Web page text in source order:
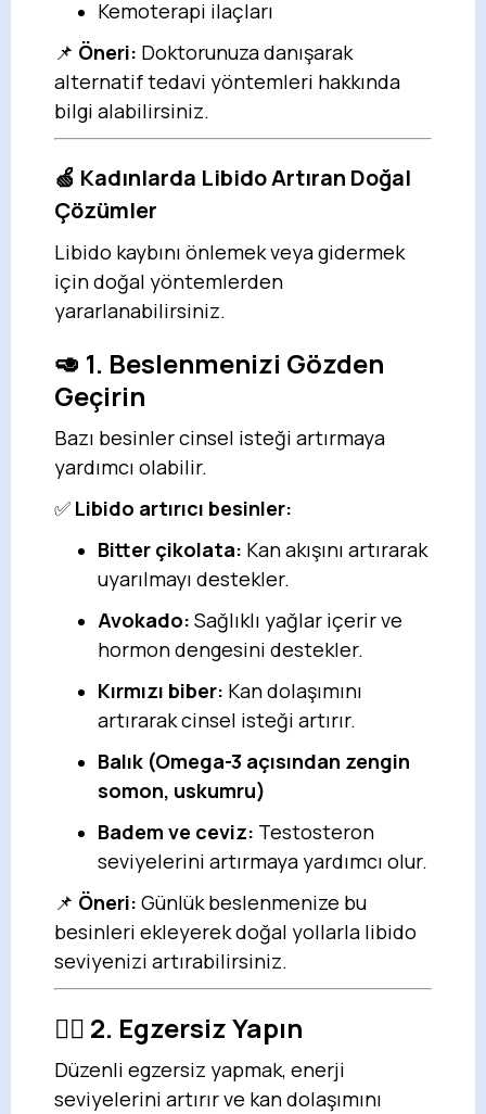
Kemoterapi ilaçları
📌 Öneri: Doktorunuza danışarak
alternatif tedavi yöntemleri hakkında
bilgi alabilirsiniz.
🍏 Kadınlarda Libido Artıran Doğal
Çözümler
Libido kaybını önlemek veya gidermek
için doğal yöntemlerden
yararlanabilirsiniz.
🥑 1. Beslenmenizi Gözden
Geçirin
Bazı besinler cinsel isteği artırmaya
yardımcı olabilir.
✅ Libido artırıcı besinler:
Bitter çikolata: Kan akışını artırarak
uyarılmayı destekler.
Avokado: Sağlıklı yağlar içerir ve
hormon dengesini destekler.
Kırmızı biber: Kan dolaşımını
artırarak cinsel isteği artırır.
Balık (Omega-3 açısından zengin
somon, uskumru)
Badem ve ceviz: Testosteron
seviyelerini artırmaya yardımcı olur.
📌 Öneri: Günlük beslenmenize bu
besinleri ekleyerek doğal yollarla libido
seviyenizi artırabilirsiniz.
🏃‍♀️ 2. Egzersiz Yapın
Düzenli egzersiz yapmak, enerji
seviyelerini artırır ve kan dolaşımını